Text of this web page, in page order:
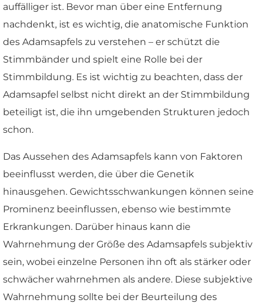
auffälliger ist. Bevor man über eine Entfernung
nachdenkt, ist es wichtig, die anatomische Funktion
des Adamsapfels zu verstehen – er schützt die
Stimmbänder und spielt eine Rolle bei der
Stimmbildung. Es ist wichtig zu beachten, dass der
Adamsapfel selbst nicht direkt an der Stimmbildung
beteiligt ist, die ihn umgebenden Strukturen jedoch
schon.
Das Aussehen des Adamsapfels kann von Faktoren
beeinflusst werden, die über die Genetik
hinausgehen. Gewichtsschwankungen können seine
Prominenz beeinflussen, ebenso wie bestimmte
Erkrankungen. Darüber hinaus kann die
Wahrnehmung der Größe des Adamsapfels subjektiv
sein, wobei einzelne Personen ihn oft als stärker oder
schwächer wahrnehmen als andere. Diese subjektive
Wahrnehmung sollte bei der Beurteilung des